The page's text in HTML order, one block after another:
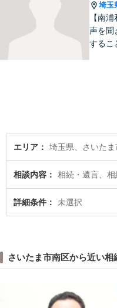
埼玉
【南
声を聞
するこ
い。
エリア 埼玉県、さいたま
相談内容 相続・遺言、
詳細条件 未選択
さいたま市南区から近い